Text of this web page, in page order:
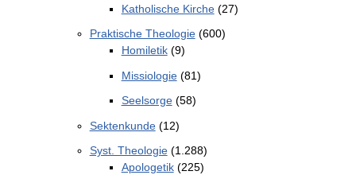
Katholische Kirche(27)
Praktische Theologie(600)
Homiletik(9)
Missiologie(81)
Seelsorge(58)
Sektenkunde(12)
Syst. Theologie(1.288)
Apologetik(225)